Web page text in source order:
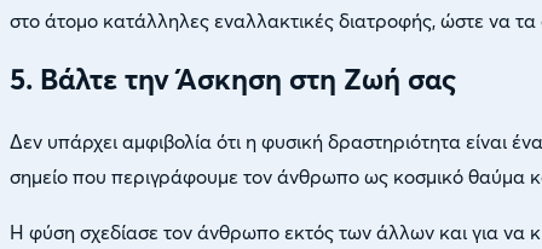
στο άτομο κατάλληλες εναλλακτικές διατροφής, ώστε να τα
5. Βάλτε την Άσκηση στη Ζωή σας
Δεν υπάρχει αμφιβολία ότι η φυσική δραστηριότητα είναι
σημείο που περιγράφουμε τον άνθρωπο ως κοσμικό θαύμα
Η φύση σχεδίασε τον άνθρωπο εκτός των άλλων και για να